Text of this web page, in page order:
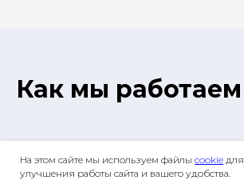
Как мы работаем
Звонок, заявка
На этом сайте мы используем файлы cookie для
улучшения работы сайта и вашего удобства.